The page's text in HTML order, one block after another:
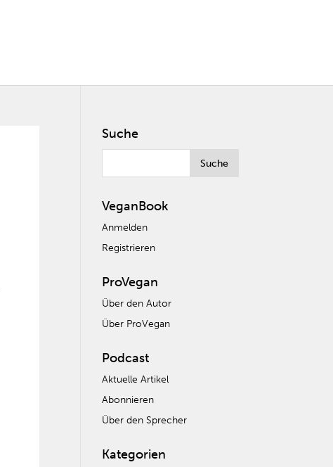
Suche
VeganBook
Anmelden
Registrieren
ProVegan
Über den Autor
Über ProVegan
Podcast
Aktuelle Artikel
Abonnieren
Über den Sprecher
Kategorien